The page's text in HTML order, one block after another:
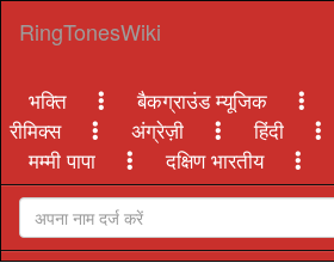
RingTonesWiki
भक्ति बैकग्राउंड म्यूजिक
रीमिक्स
अंग्रेज़ी हिंदी
मम्मी पापा
दक्षिण भारतीय